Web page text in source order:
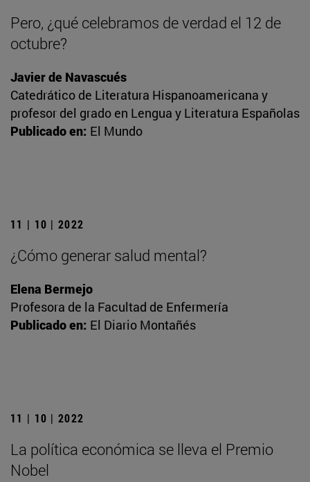
Pero, ¿qué celebramos de verdad el 12 de
octubre?
Javier de Navascués
Catedrático de Literatura Hispanoamericana y
profesor del grado en Lengua y Literatura Españolas
Publicado en: El Mundo
11 | 10 | 2022
¿Cómo generar salud mental?
Elena Bermejo
Profesora de la Facultad de Enfermería
Publicado en: El Diario Montañés
11 | 10 | 2022
La política económica se lleva el Premio
Nobel